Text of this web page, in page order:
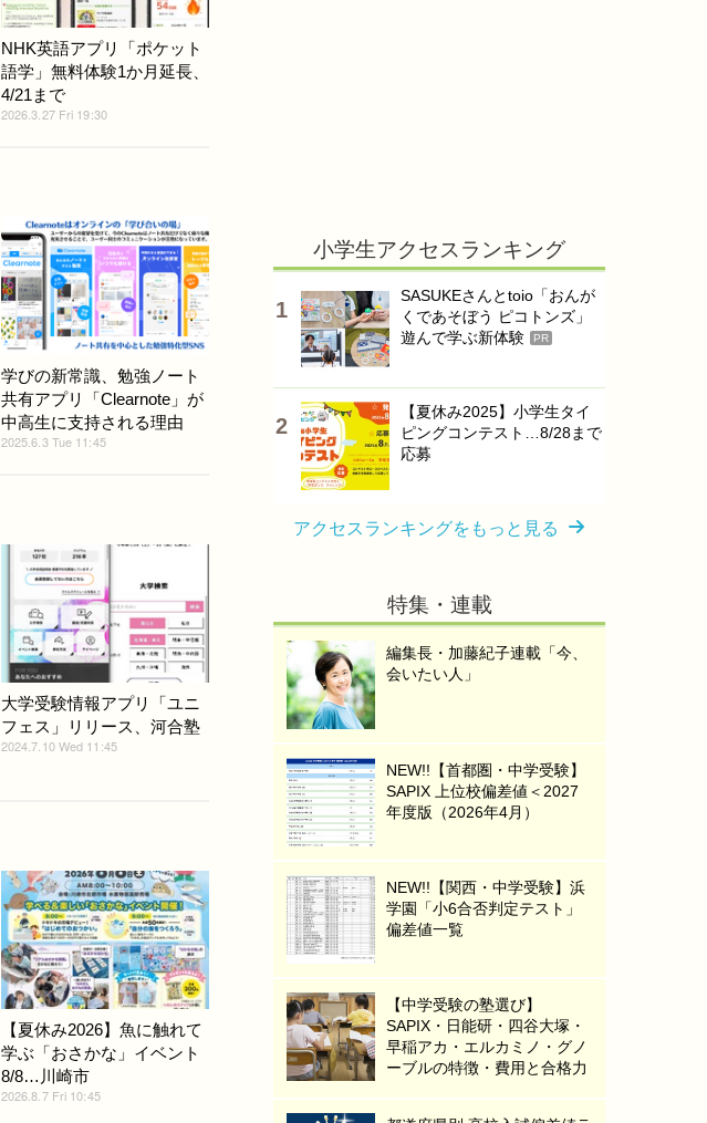
NHK英語アプリ「ポケット
語学」無料体験1か月延長、
4/21まで
2026.3.27 Fri 19:30
学びの新常識、勉強ノート
共有アプリ「Clearnote」が
中高生に支持される理由
2025.6.3 Tue 11:45
大学受験情報アプリ「ユニ
フェス」リリース、河合塾
2024.7.10 Wed 11:45
【夏休み2026】魚に触れて
学ぶ「おさかな」イベント
8/8…川崎市
2026.8.7 Fri 10:45
小学生アクセスランキング
SASUKEさんとtoio「おんが
くであそぼう ピコトンズ」
遊んで学ぶ新体験
PR
【夏休み2025】小学生タイ
ピングコンテスト…8/28まで
応募
アクセスランキングをもっと見る
特集・連載
編集長・加藤紀子連載「今、
会いたい人」
NEW!!【首都圏・中学受験】
SAPIX 上位校偏差値＜2027
年度版（2026年4月）
NEW!!【関西・中学受験】浜
学園「小6合否判定テスト」
偏差値一覧
【中学受験の塾選び】
SAPIX・日能研・四谷大塚・
早稲アカ・エルカミノ・グノ
ーブルの特徴・費用と合格力